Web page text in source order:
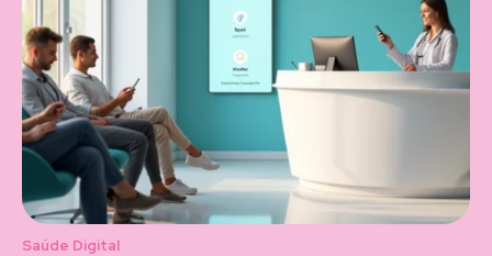
Saúde Digital